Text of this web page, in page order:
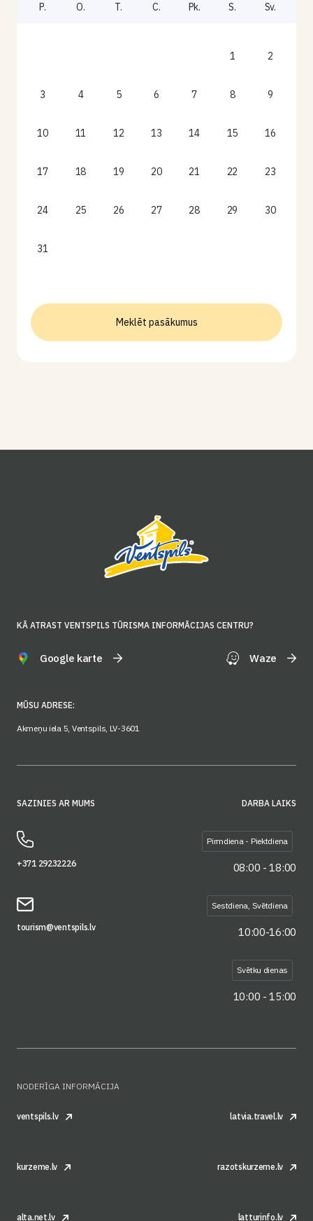
P. O. T. C. Pk. S. Sv.
1 2
3 4 5 6 7 8 9
10 11 12 13 14 15 16
17 18 19 20 21 22 23
24 25 26 27 28 29 30
31
Meklēt pasākumus
KĀ ATRAST VENTSPILS TŪRISMA INFORMĀCIJAS CENTRU?
Google karte Waze
MŪSU ADRESE:
Akmeņu iela 5, Ventspils, LV-3601
SAZINIES AR MUMS
+371 29232226
tourism@ventspils.lv
DARBA LAIKS
Pirmdiena - Piektdiena
08:00 - 18:00
Sestdiena, Svētdiena
10:00-16:00
Svētku dienas
10:00 - 15:00
NODERĪGA INFORMĀCIJA
ventspils.lv latvia.travel.lv
kurzeme.lv razotskurzeme.lv
alta.net.lv latturinfo.lv